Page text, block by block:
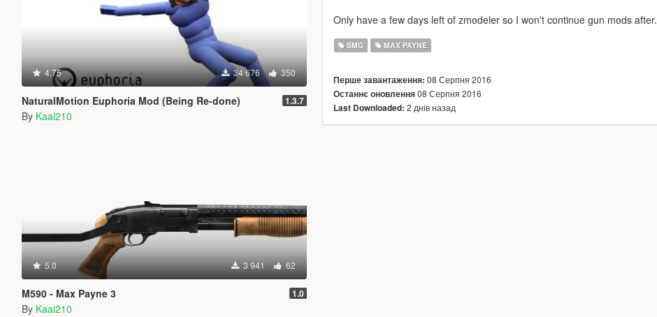
4.75 34 676 350
NaturalMotion Euphoria Mod (Being Re-done) 1.3.7
By Kaai210
5.0 3 941 62
M590 - Max Payne 3 1.0
By Kaai210
Only have a few days left of zmodeler so I won't continue gun mods after.
SMG MAX PAYNE
Перше завантаження: 08 Серпня 2016
Останнє оновлення08 Серпня 2016
Last Downloaded: 2 днів назад